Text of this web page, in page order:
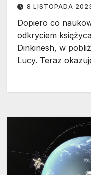
8 LISTOPADA
Dopiero co
odkryciem
Dinkinesh, w
Lucy. Teraz